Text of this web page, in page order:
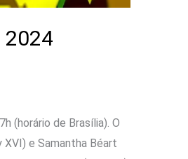
2024
(horário de Brasília). O
e Samantha Béart